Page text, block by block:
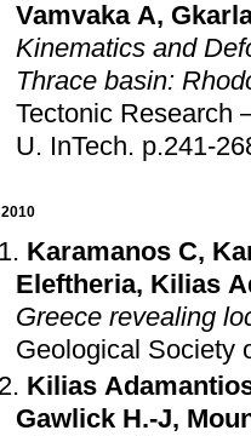
Vamvaka A,
Kinematics and
Thrace basin:
Tectonic Research
U. InTech. p.241-
2010
Karamanos C,
Eleftheria, Kilias
Greece revealing
Geological Society
Kilias
Gawlick H.-J,